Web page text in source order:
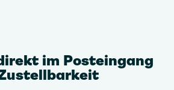
im Posteingang